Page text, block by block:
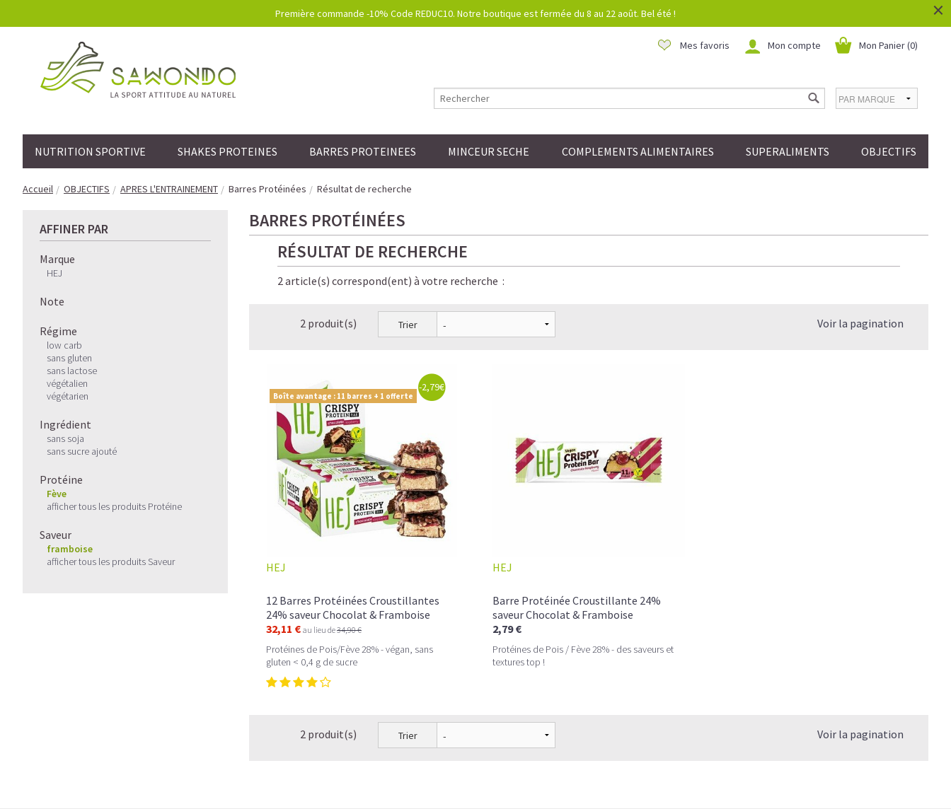
Première commande -10% Code REDUC10. Notre boutique est fermée du 8 au 22 août. Bel été ! ×
Mon Panier (0)
Mon compte
Mes favoris
NUTRITION SPORTIVE SHAKES PROTEINES BARRES PROTEINEES MINCEUR SECHE COMPLEMENTS ALIMENTAIRES SUPERALIMENTS OBJECTIFS
Accueil OBJECTIFS APRES L'ENTRAINEMENT Barres Protéinées Résultat de recherche
AFFINER PAR
Marque
HEJ
Note
Régime
low carb
sans gluten
sans lactose
végétalien
végétarien
Ingrédient
sans soja
sans sucre ajouté
Protéine
Fève
afficher tous les produits Protéine
Saveur
framboise
afficher tous les produits Saveur
BARRES PROTÉINÉES
RÉSULTAT DE RECHERCHE
2 article(s) correspond(ent) à votre recherche :
2 produit(s) Trier Voir la pagination
Boîte avantage : 11 barres + 1 offerte
-2,79€
HEJ
12 Barres Protéinées Croustillantes
24% saveur Chocolat & Framboise
32,11 € au lieu de34,90 €
Protéines de Pois/Fève 28% - végan, sans
gluten < 0,4 g de sucre
HEJ
Barre Protéinée Croustillante 24%
saveur Chocolat & Framboise
2,79 €
Protéines de Pois / Fève 28% - des saveurs et
textures top !
2 produit(s) Trier Voir la pagination